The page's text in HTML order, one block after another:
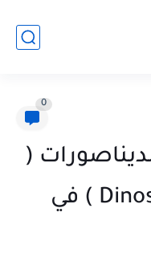
0
(
Dinosaur City Simulator ) في